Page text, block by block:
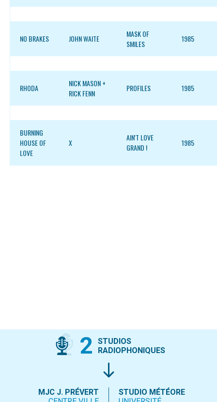
NO BRAKES JOHN WAITE
MASK OF
SMILES
1985
RHODA
NICK MASON +
RICK FENN
PROFILES 1985
BURNING
HOUSE OF
LOVE
X
AIN'T LOVE
GRAND !
1985
2
STUDIOS
RADIOPHONIQUES
MJC J. PRÉVERT
STUDIO MÉTÉORE